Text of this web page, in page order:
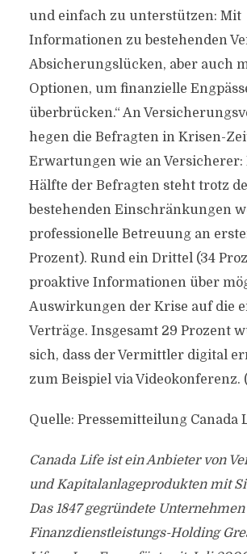
und einfach zu unterstützen: Mit
Informationen zu bestehenden
Absicherungslücken, aber auch
Optionen, um finanzielle
überbrücken.“ An
hegen die Befragten in Krisen-
Erwartungen wie an Versicherer:
Hälfte der Befragten steht trotz
bestehenden Einschränkungen
professionelle Betreuung an
Prozent). Rund ein Drittel (34
proaktive Informationen über
Auswirkungen der Krise auf die
Verträge. Insgesamt 29 Prozent
sich, dass der Vermittler digital
zum Beispiel via Videokonferenz. (
Quelle: Pressemitteilung Canada
Canada Life ist ein Anbieter von
und Kapitalanlageprodukten mit
Das 1847 gegründete
Finanzdienstleistungs-Holding